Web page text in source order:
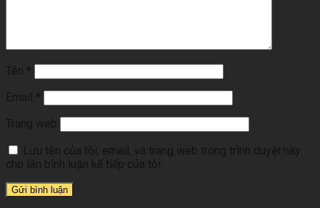
Tên
Email
Trang web
Lưu tên của tôi, email, và trang web trong trình duyệt này
cho lần bình luận kế tiếp của tôi.